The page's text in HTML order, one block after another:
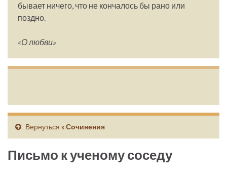
бывает ничего, что не кончалось бы рано или
поздно.
«О любви»
Вернуться кСочинения
Письмо к ученому соседу